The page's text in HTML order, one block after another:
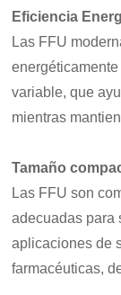
Eficiencia
Las FFU
variable, que
mientras
Tamaño
Las FFU son
adecuadas para
aplicaciones de
farmacéuticas,